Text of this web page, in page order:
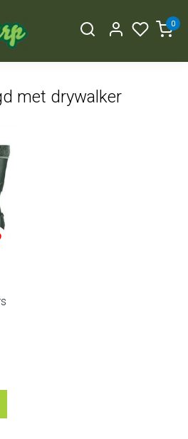
0
met drywalker